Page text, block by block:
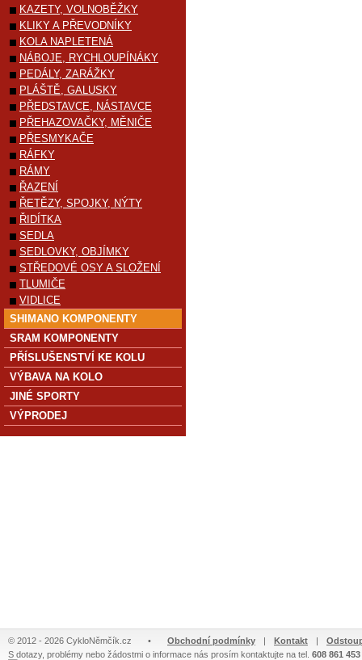
KAZETY, VOLNOBĚŽKY
KLIKY A PŘEVODNÍKY
KOLA NAPLETENÁ
NÁBOJE, RYCHLOUPÍNÁKY
PEDÁLY, ZARÁŽKY
PLÁŠTĚ, GALUSKY
PŘEDSTAVCE, NÁSTAVCE
PŘEHAZOVAČKY, MĚNIČE
PŘESMYKAČE
RÁFKY
RÁMY
ŘAZENÍ
ŘETĚZY, SPOJKY, NÝTY
ŘIDÍTKA
SEDLA
SEDLOVKY, OBJÍMKY
STŘEDOVÉ OSY A SLOŽENÍ
TLUMIČE
VIDLICE
SHIMANO KOMPONENTY
SRAM KOMPONENTY
PŘÍSLUŠENSTVÍ KE KOLU
VÝBAVA NA KOLO
JINÉ SPORTY
VÝPRODEJ
© 2012 - 2026 CykloNěmčík.cz • Obchodní podmínky | Kontakt |
S dotazy, problémy nebo žádostmi o informace nás prosím kontaktujte na tel. 608 861 453